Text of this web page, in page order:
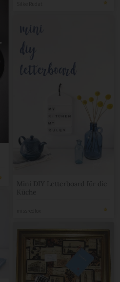
Mini DIY Letterboard für die
Küche